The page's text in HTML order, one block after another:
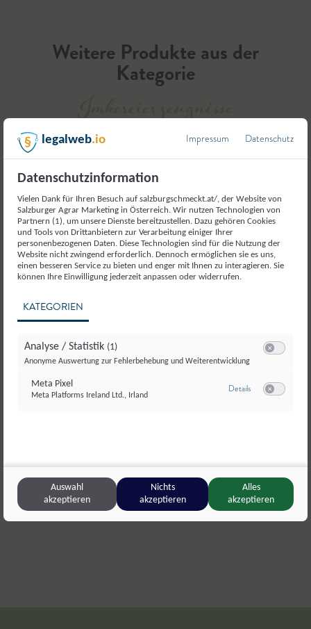
Weitere Produkte aus der
Kategorie
Imkereierzeugnisse
Waldhof Kösslergut,Zederhaus
Blütenhonig
Imkerei
Blüten-
legalweb.io Impressum Datenschutz
Datenschutzinformation
Vielen Dank für Ihren Besuch auf salzburgschmeckt.at/, der Website von
Salzburger Agrar Marketing in Österreich. Wir nutzen Technologien von
Partnern (1), um unsere Dienste bereitzustellen. Dazu gehören Cookies
und Tools von Drittanbietern zur Verarbeitung einiger Ihrer
personenbezogenen Daten. Diese Technologien sind für die Nutzung der
Website nicht zwingend erforderlich. Dennoch ermöglichen sie es uns,
einen besseren Service zu bieten und enger mit Ihnen zu interagieren. Sie
können Ihre Einwilligung jederzeit anpassen oder widerrufen.
KATEGORIEN
Analyse / Statistik (1)
Anonyme Auswertung zur Fehlerbehebung und Weiterentwicklung
Meta Pixel
Meta Platforms Ireland Ltd., Irland
Detailszu Meta Pixel
Auswahl
akzeptieren
Nichts
akzeptieren
Alles
akzeptieren